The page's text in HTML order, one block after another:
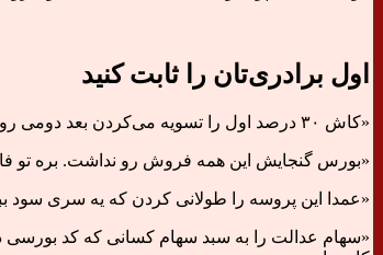
اول برادری‌تان را ثابت کنید
«کاش ۳۰ درصد اول را تسویه می‌کردن بعد دومی رو آزاد می‌کردن.»
«بورس گنجایش این همه فروش رو نداشت. بره تو
«عمدا این پروسه را طولانی کردن که یه سری سود ببرن. از مردم خواهش میکنم
«سهام عدالت را به سبد سهام کسانی که کد بورسی